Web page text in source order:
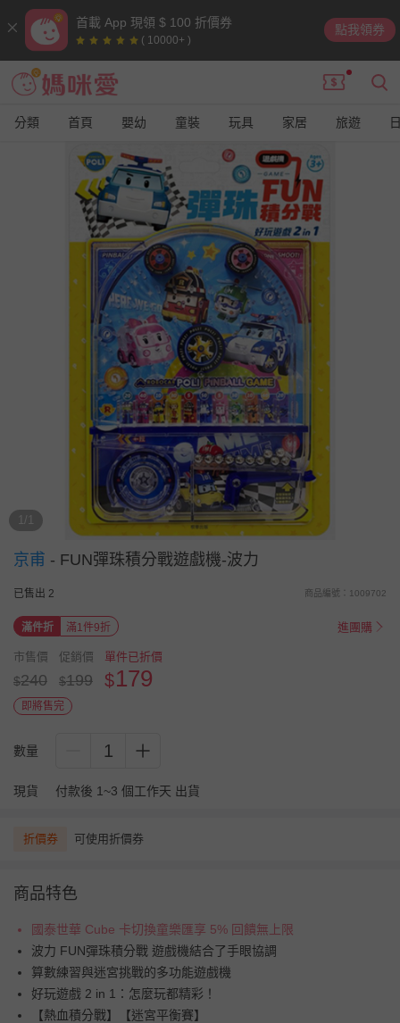
首載 App 現領 $ 100 折價券
( 10000+ )
點我領券
分類 首頁 嬰幼 童裝 玩具 家居 旅遊
1/1
京甫 - FUN彈珠積分戰遊戲機-波力
已售出 2 商品編號：1009702
滿件折 滿1件9折 進團購
市售價
$240
促銷價
$199
單件已折價
$179
即將售完
數量 1
現貨 付款後 1~3 個工作天 出貨
折價券 可使用折價券
商品特色
國泰世華 Cube 卡切換童樂匯享 5% 回饋無上限
波力 FUN彈珠積分戰 遊戲機結合了手眼協調
算數練習與迷宮挑戰的多功能遊戲機
好玩遊戲 2 in 1：怎麼玩都精彩！
【熱血積分戰】【迷宮平衡賽】